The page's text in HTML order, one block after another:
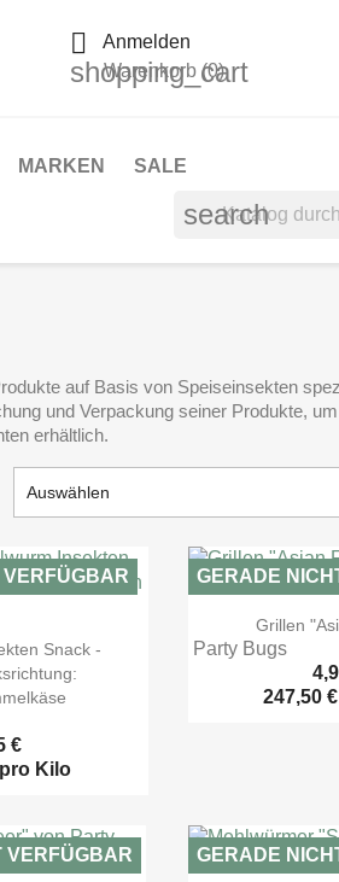
 Anmelden
shopping_cart
Warenkorb (0)
MARKEN SALE
search
auf Basis von Speiseinsekten
und Verpackung seiner Produkte,
erhältlich.
Auswählen
Snack -
€
Kilo

Grillen
Party Bugs
247,50
GERADE
VERFÜGBAR GERADE